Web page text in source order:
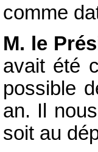
comme
M. le
avait été
possible
an. Il
soit au